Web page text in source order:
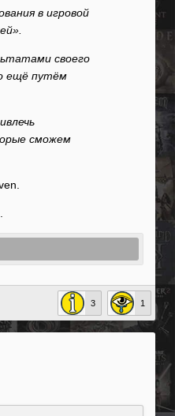
в игровой
своего
ещё путём
сможем
3 1